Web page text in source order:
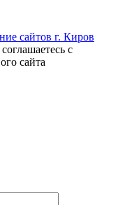
с
сайта